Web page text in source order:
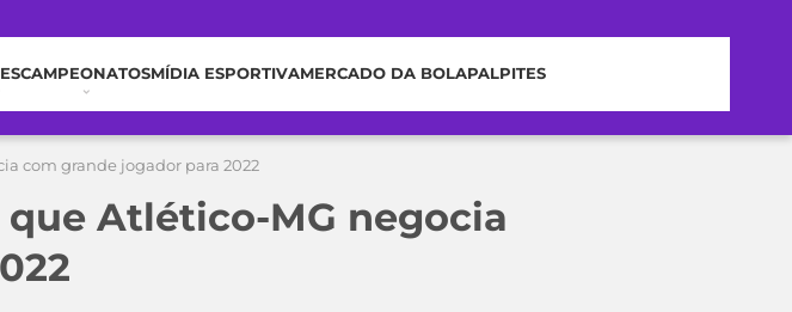
CAMPEONATOSMÍDIA ESPORTIVAMERCADO DA BOLAPALPITES
com grande jogador para 2022
Atlético-MG negocia